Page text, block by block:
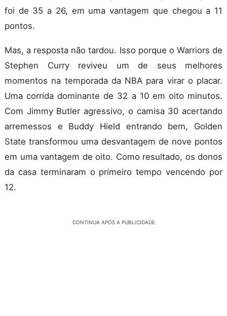
foi de 35 a 26, em uma vantagem que chegou a 11
pontos.
Mas, a resposta não tardou. Isso porque o Warriors de
Stephen Curry reviveu um de seus melhores
momentos na temporada da NBA para virar o placar.
Uma corrida dominante de 32 a 10 em oito minutos.
Com Jimmy Butler agressivo, o camisa 30 acertando
arremessos e Buddy Hield entrando bem, Golden
State transformou uma desvantagem de nove pontos
em uma vantagem de oito. Como resultado, os donos
da casa terminaram o primeiro tempo vencendo por
12.
CONTINUA APÓS A PUBLICIDADE